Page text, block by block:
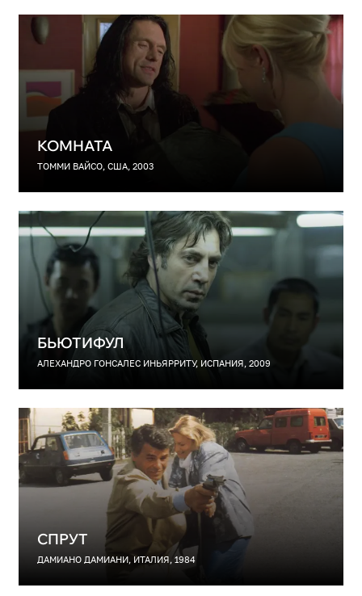
КОМНАТА
ТОММИ ВАЙСО, США, 2003
БЬЮТИФУЛ
АЛЕХАНДРО ГОНСАЛЕС ИНЬЯРРИТУ, ИСПАНИЯ, 2009
СПРУТ
ДАМИАНО ДАМИАНИ, ИТАЛИЯ, 1984